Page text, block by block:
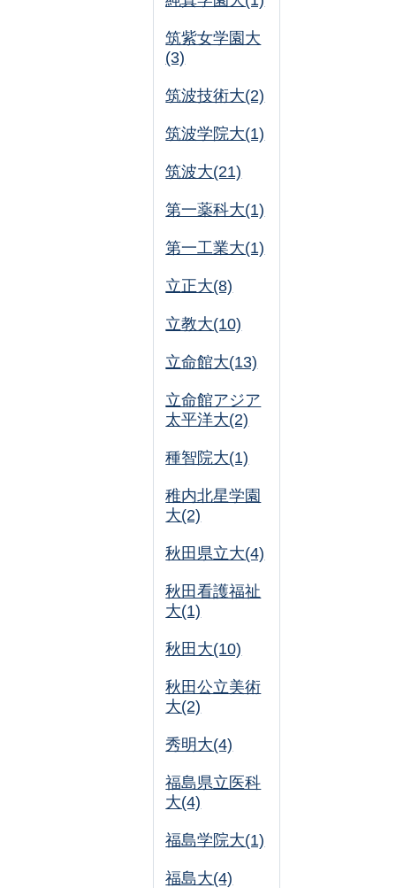
筑紫女学園大
(3)
筑波技術大(2)
筑波学院大(1)
筑波大(21)
第一薬科大(1)
第一工業大(1)
立正大(8)
立教大(10)
立命館大(13)
立命館アジア
太平洋大(2)
種智院大(1)
稚内北星学園
大(2)
秋田県立大(4)
秋田看護福祉
大(1)
秋田大(10)
秋田公立美術
大(2)
秀明大(4)
福島県立医科
大(4)
福島学院大(1)
福島大(4)